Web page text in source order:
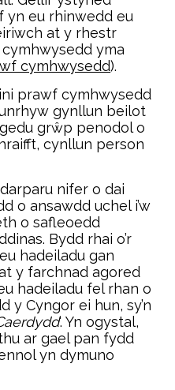
eu rhinwedd eu
at y rhestr
yma
cymhwysedd).
prawf cymhwysedd
gynllun beilot
grŵp penodol o
cynllun person
nifer o dai
o ansawdd uchel i’w
o safleoedd
Bydd rhai o’r
hadeiladu gan
y farchnad agored
hadeiladu fel rhan o
y Cyngor ei hun, sy’n
‘. Yn ogystal,
ar gael pan fydd
yn dymuno